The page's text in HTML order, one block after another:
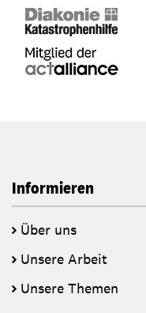
Informieren
Über uns
Unsere Arbeit
Unsere Themen